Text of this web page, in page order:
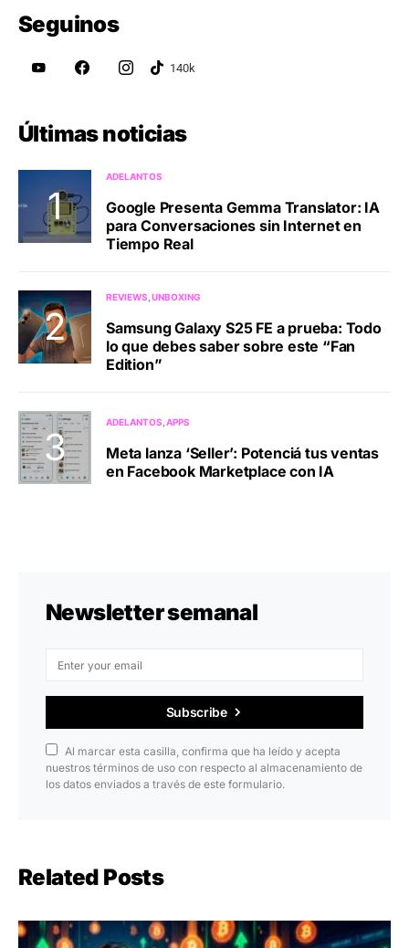
Seguinos
Últimas noticias
ADELANTOS
Google Presenta Gemma Translator: IA
para Conversaciones sin Internet en
Tiempo Real
REVIEWS UNBOXING
Samsung Galaxy S25 FE a prueba: Todo
lo que debes saber sobre este “Fan
Edition”
ADELANTOS APPS
Meta lanza ‘Seller’: Potenciá tus ventas
en Facebook Marketplace con IA
Newsletter semanal
Subscribe
Al marcar esta casilla, confirma que ha leído y acepta
nuestros términos de uso con respecto al almacenamiento de
los datos enviados a través de este formulario.
Related Posts